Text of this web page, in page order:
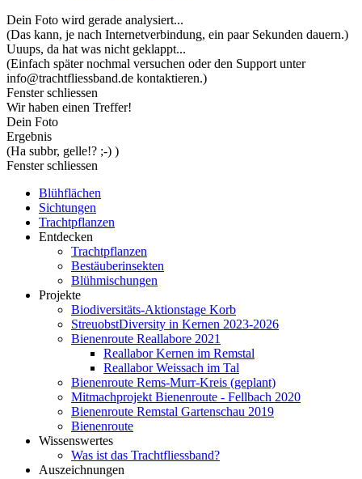
Dein Foto wird gerade analysiert...
(Das kann, je nach Internetverbindung, ein paar Sekunden dauern.)
Uuups, da hat was nicht geklappt...
(Einfach später nochmal versuchen oder den Support unter
info@trachtfliessband.de kontaktieren.)
Fenster schliessen
Wir haben einen Treffer!
Dein Foto
Ergebnis
(Ha subbr, gelle!? ;-) )
Fenster schliessen
Blühflächen
Sichtungen
Trachtpflanzen
Entdecken
Trachtpflanzen
Bestäuberinsekten
Blühmischungen
Projekte
Biodiversitäts-Aktionstage Korb
StreuobstDiversity in Kernen 2023-2026
Bienenroute Reallabore 2021
Reallabor Kernen im Remstal
Reallabor Weissach im Tal
Bienenroute Rems-Murr-Kreis (geplant)
Mitmachprojekt Bienenroute - Fellbach 2020
Bienenroute Remstal Gartenschau 2019
Bienenroute
Wissenswertes
Was ist das Trachtfliessband?
Auszeichnungen